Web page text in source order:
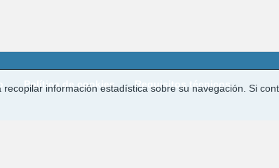
información estadística sobre su navegación. Si
Política de cookies Requisitos técnicos